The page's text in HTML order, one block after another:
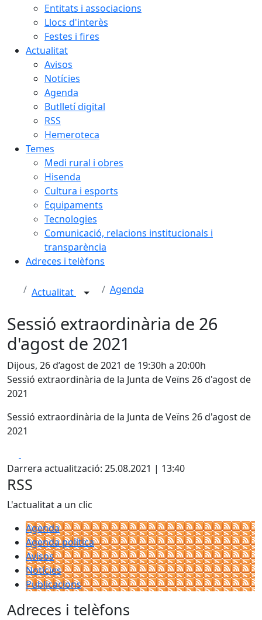
Entitats i associacions
Llocs d'interès
Festes i fires
Actualitat
Avisos
Notícies
Agenda
Butlletí digital
RSS
Hemeroteca
Temes
Medi rural i obres
Hisenda
Cultura i esports
Equipaments
Tecnologies
Comunicació, relacions institucionals i
transparència
Adreces i telèfons
Actualitat Agenda
Sessió extraordinària de 26
d'agost de 2021
Dijous, 26 d’agost de 2021 de 19:30h a 20:00h
Sessió extraordinària de la Junta de Veïns 26 d'agost de
2021
Sessió extraordinària de la Junta de Veïns 26 d'agost de
2021
Darrera actualització: 25.08.2021 | 13:40
RSS
L'actualitat a un clic
Agenda
Agenda política
Avisos
Notícies
Publicacions
Adreces i telèfons